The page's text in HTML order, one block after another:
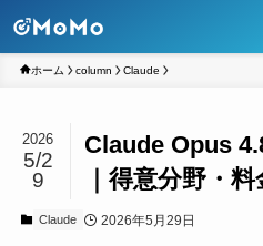
ホーム column Claude
Claude Opus
｜得意分野・
2026
5/2
9
Claude 2026年5月29日